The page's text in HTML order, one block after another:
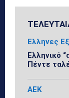
Ελληνες
Ελληνικό
Πέντε
ΑΕΚ